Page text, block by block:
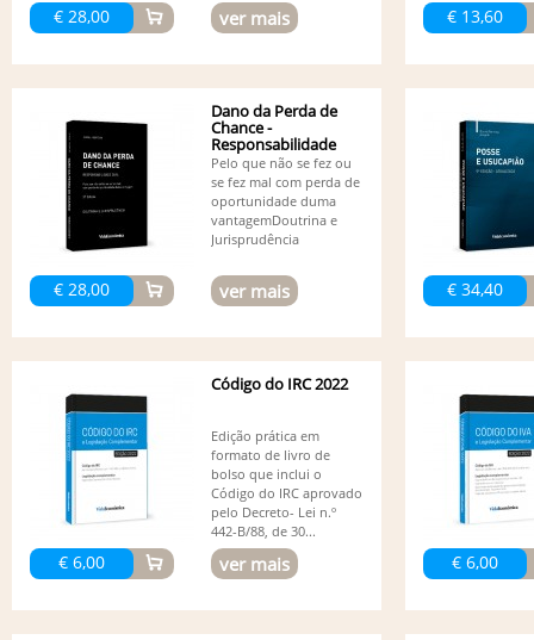
€ 28,00 ver mais € 13,60
€ 28,00
Dano da Perda de
Chance -
Responsabilidade
Civil - 3ª edição
Pelo que não se fez ou
se fez mal com perda de
oportunidade duma
vantagemDoutrina e
Jurisprudência
ver mais € 34,40
€ 6,00
Código do IRC 2022
Edição prática em
formato de livro de
bolso que inclui o
Código do IRC aprovado
pelo Decreto- Lei n.º
442-B/88, de 30...
ver mais € 6,00